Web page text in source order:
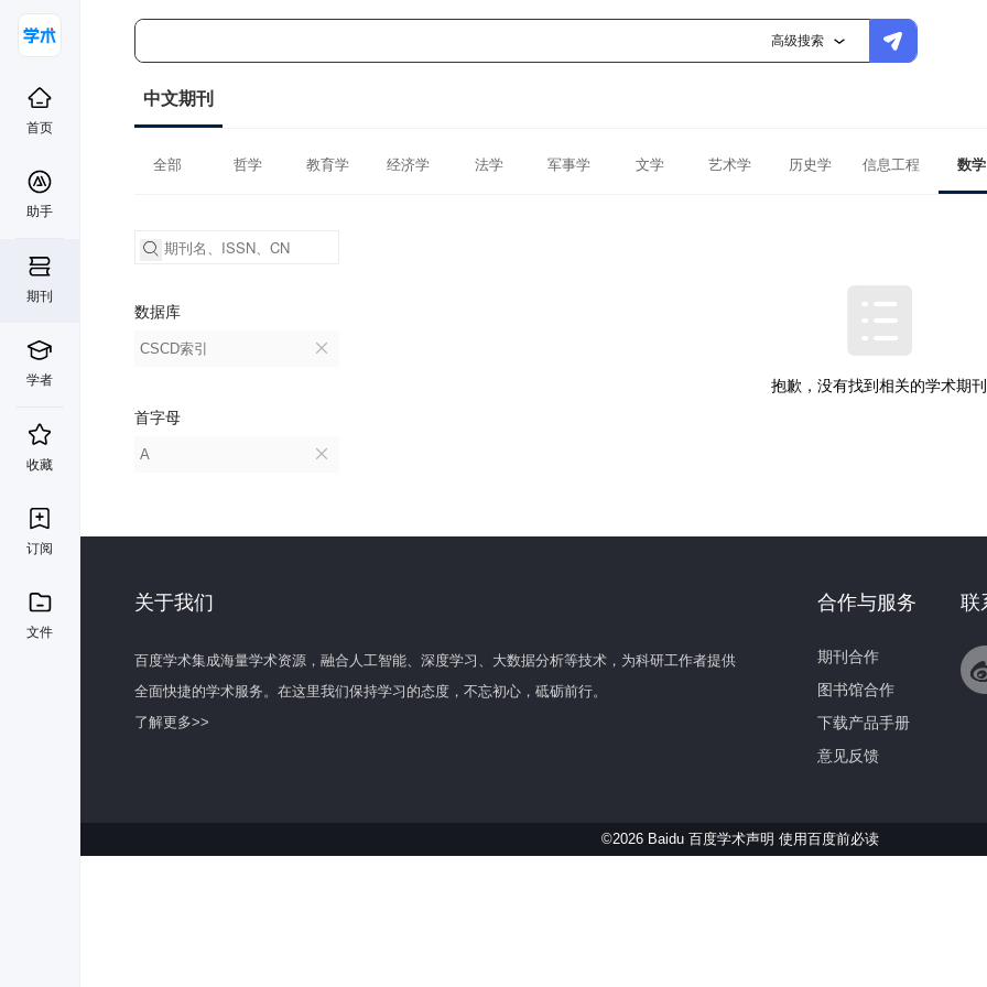
高级搜索
首页
助手
期刊
学者
收藏
订阅
文件
中文期刊
全部 哲学 教育学 经济学 法学 军事学 文学 艺术学 历史学 信息工程 数学
数据库
CSCD索引
首字母
A
抱歉，没有找到相关的学术期刊
关于我们
百度学术集成海量学术资源，融合人工智能、深度学习、大数据分析等技术，为科研工作者提供
全面快捷的学术服务。在这里我们保持学习的态度，不忘初心，砥砺前行。
了解更多>>
联
合作与服务
期刊合作
图书馆合作
下载产品手册
意见反馈
©2026 Baidu 百度学术声明 使用百度前必读